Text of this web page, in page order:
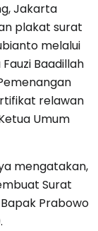
Jakarta
plakat surat
melalui
Baadillah
relawan
Umum
mengatakan,
Surat
Prabowo